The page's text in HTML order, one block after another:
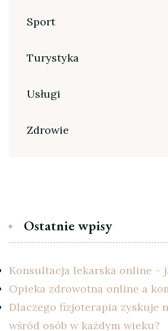
Sport
Turystyka
Usługi
Zdrowie
Ostatnie wpisy
Konsultacja lekarska online –
Opieka zdrowotna online a
Dlaczego fizjoterapia zyskuje
wśród osób w każdym wieku?